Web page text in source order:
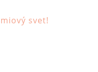
svet!